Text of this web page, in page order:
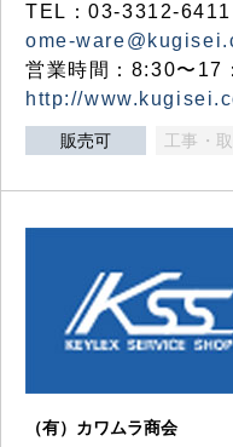
TEL：03-3312-
ome-
営業時間：8:30〜17
http://
販売可 工事・
（有）カワムラ商会